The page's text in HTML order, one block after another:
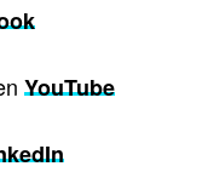
YouTube